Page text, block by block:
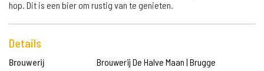
hop. Dit is een bier om rustig van te genieten.
Details
Brouwerij
Brouwerij De Halve Maan | Brugge